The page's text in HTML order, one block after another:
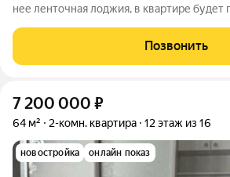
нее ленточная лоджия, в квартире будет
качественных строительных
кухне и в ванной
Позвонить
7 200 000 ₽
64 м² 2-комн. квартира 12 этаж из 16
новостройка онлайн показ